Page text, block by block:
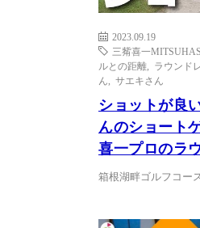
2023.09.19
三觜喜一
ルとの距離
ラウンド
ん
サエキさん
ショットが良
んのショート
喜一プロのラ
箱根湖畔ゴルフコー